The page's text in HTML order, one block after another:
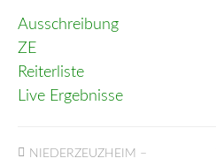
Ausschreibung
ZE
Reiterliste
Live Ergebnisse
Beitragsnavigation
NIEDERZEUZHEIM –